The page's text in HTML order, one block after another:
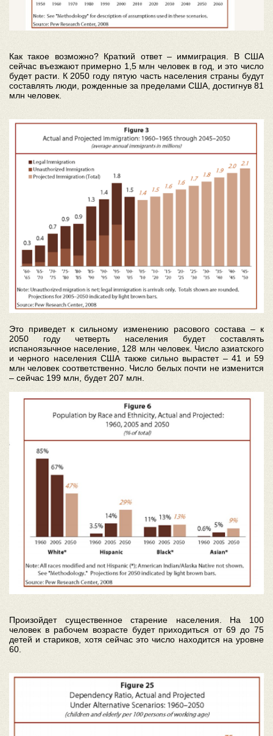
Как такое возможно? Краткий ответ – иммиграция. В США
сейчас въезжают примерно 1,5 млн человек в год, и это число
будет расти. К 2050 году пятую часть населения страны будут
составлять люди, рожденные за пределами США, достигнув 81
млн человек.
Это приведет к сильному изменению расового состава – к
2050 году четверть населения будет составлять
испаноязычное население, 128 млн человек. Число азиатского
и черного населения США также сильно вырастет – 41 и 59
млн человек соответственно. Число белых почти не изменится
– сейчас 199 млн, будет 207 млн.
Произойдет существенное старение населения. На 100
человек в рабочем возрасте будет приходиться от 69 до 75
детей и стариков, хотя сейчас это число находится на уровне
60.